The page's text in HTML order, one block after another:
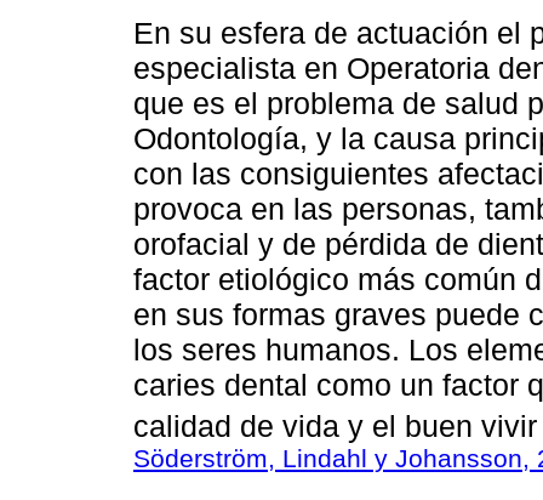
En su esfera de actuación el
especialista en Operatoria
que es el problema de salud
Odontología, y la causa
con las consiguientes
provoca en las personas,
orofacial y de pérdida de
factor etiológico más común
en sus formas graves puede
los seres humanos. Los
caries dental como un factor
calidad de vida y el buen
Söderström, Lindahl y Johansson,